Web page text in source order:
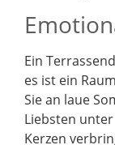
Ein
es ist ein
Sie an laue
Liebsten
Kerzen